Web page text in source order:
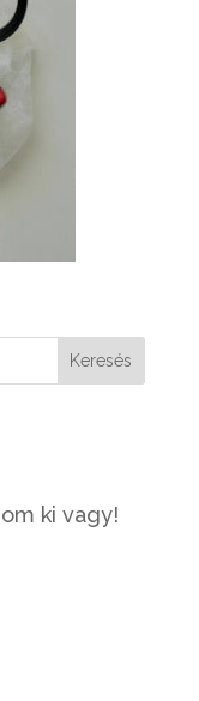
ki vagy!